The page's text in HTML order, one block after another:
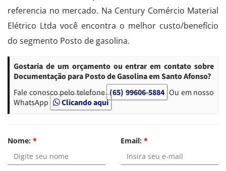
referencia no mercado. Na Century Comércio Material
Elétrico Ltda você encontra o melhor custo/benefício
do segmento Posto de gasolina.
Gostaria de um orçamento ou entrar em contato sobre
Documentação para Posto de Gasolina em Santo Afonso?
Fale conosco pelo telefone (65) 99606-5884 Ou em nosso
WhatsApp
Clicando aqui
Nome: * Email: *